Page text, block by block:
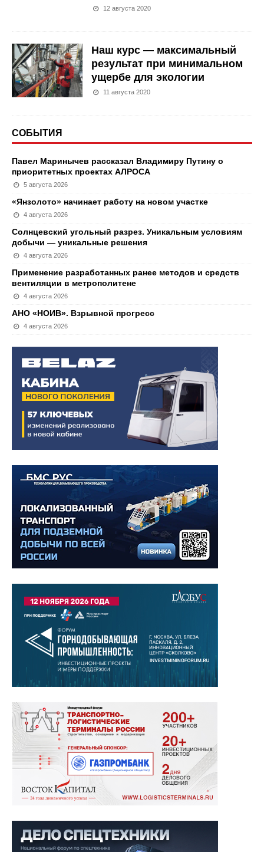
12 августа 2020
Наш курс — максимальный
результат при минимальном
ущербе для экологии
11 августа 2020
СОБЫТИЯ
Павел Маринычев рассказал Владимиру Путину о
приоритетных проектах АЛРОСА
5 августа 2026
«Янзолото» начинает работу на новом участке
4 августа 2026
Солнцевский угольный разрез. Уникальным условиям
добычи — уникальные решения
4 августа 2026
Применение разработанных ранее методов и средств
вентиляции в метрополитене
4 августа 2026
АНО «НОИВ». Взрывной прогресс
4 августа 2026